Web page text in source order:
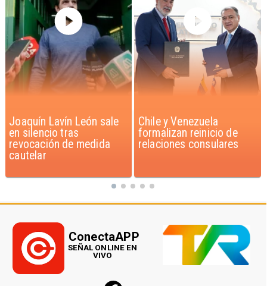
Chile y Venezuela
formalizan reinicio de
relaciones consulares
Feriantes rechazan
dichos de Camila Flores
sobre Fabiola Campillai
ConectaAPP
SEÑAL ONLINE EN
VIVO